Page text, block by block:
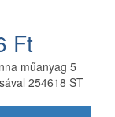
Ft
műanyag 5
254618 ST